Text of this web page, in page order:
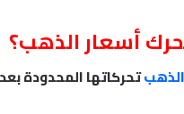
أسعار الذهب؟
تحركاتها المحدودة